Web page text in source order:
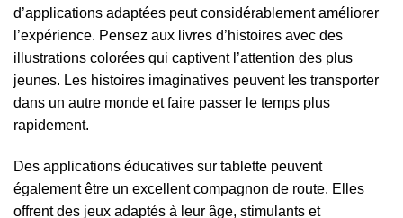
d’applications adaptées peut considérablement améliorer
l’expérience. Pensez aux livres d’histoires avec des
illustrations colorées qui captivent l’attention des plus
jeunes. Les histoires imaginatives peuvent les transporter
dans un autre monde et faire passer le temps plus
rapidement.
Des applications éducatives sur tablette peuvent
également être un excellent compagnon de route. Elles
offrent des jeux adaptés à leur âge, stimulants et